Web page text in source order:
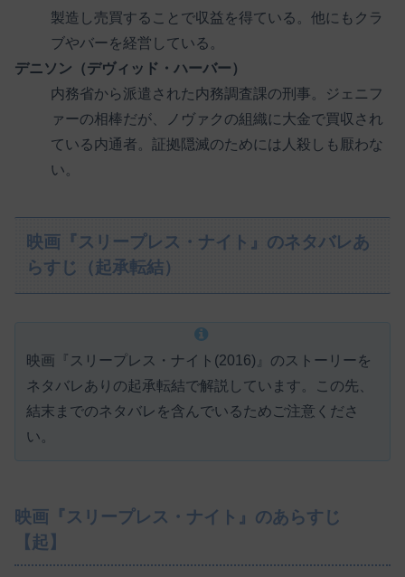
製造し売買することで収益を得ている。他にもクラ
ブやバーを経営している。
デニソン（デヴィッド・ハーバー）
内務省から派遣された内務調査課の刑事。ジェニフ
ァーの相棒だが、ノヴァクの組織に大金で買収され
ている内通者。証拠隠滅のためには人殺しも厭わな
い。
映画『スリープレス・ナイト』のネタバレあ
らすじ（起承転結）
映画『スリープレス・ナイト(2016)』のストーリーを
ネタバレありの起承転結で解説しています。この先、
結末までのネタバレを含んでいるためご注意くださ
い。
映画『スリープレス・ナイト』のあらすじ
【起】